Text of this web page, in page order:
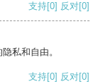
支持[0] 反对[0]
私和自由。
支持[0] 反对[0]